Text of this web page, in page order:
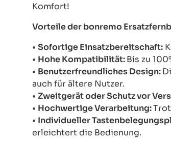
Komfort!
Vorteile der bonremo
• Sofortige Einsatzbereitschaft:
• Hohe Kompatibilität:Bis zu
• Benutzerfreundliches Design:
auch für ältere Nutzer.
• Zweitgerät oder Schutz vor
• Hochwertige Verarbeitung:
• Individueller
erleichtert die Bedienung.